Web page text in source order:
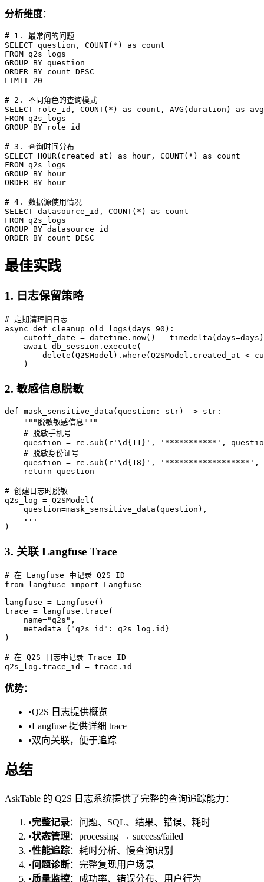
分析维度：
# 1. 最常问的问题
SELECT question, COUNT(*) as count
FROM q2s_logs
GROUP BY question
ORDER BY count DESC
LIMIT 20
# 2. 不同角色的查询模式
SELECT role_id, COUNT(*) as count, AVG(duration) as
FROM q2s_logs
GROUP BY role_id
# 3. 查询时间分布
SELECT HOUR(created_at) as hour, COUNT(*) as count
FROM q2s_logs
GROUP BY hour
ORDER BY hour
# 4. 数据源使用情况
SELECT datasource_id, COUNT(*) as count
FROM q2s_logs
GROUP BY datasource_id
最佳实践
1. 日志保留策略
# 定期清理旧日志
async def cleanup_old_logs(days=90):
    cutoff_date = datetime.now() - timedelta(days=days)
    await db_session.execute(
delete(Q2SModel).where(Q2SModel.created_at <
2. 敏感信息脱敏
def mask_sensitive_data(question: str) -> str:
    """脱敏敏感信息"""
    # 脱敏手机号
question = re.sub(r'\d{11}', '***********',
    # 脱敏身份证号
question = re.sub(r'\d{18}', '******************',
    return question
# 创建日志时脱敏
q2s_log = Q2SModel(
    question=mask_sensitive_data(question),
    ...
3. 关联 Langfuse Trace
# 在 Langfuse 中记录 Q2S ID
from langfuse import Langfuse
langfuse = Langfuse()
trace = langfuse.trace(
    name="q2s",
    metadata={"q2s_id": q2s_log.id}
)
# 在 Q2S 日志中记录 Trace ID
优势：
•Q2S 日志提供概览
•Langfuse 提供详细 trace
•双向关联，便于追踪
总结
AskTable 的 Q2S 日志系统提供了完整的查询追踪能力：
•完整记录：问题、SQL、结果、错误、耗时
•状态管理：processing → success/failed
•性能追踪：耗时分析、慢查询识别
•问题诊断：完整复现用户场景
•质量监控：成功率、错误分布、用户行为